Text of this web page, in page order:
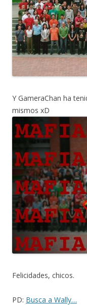
Y GameraChan ha
mismos xD
Felicidades, chicos.
PD: Busca a Wally…